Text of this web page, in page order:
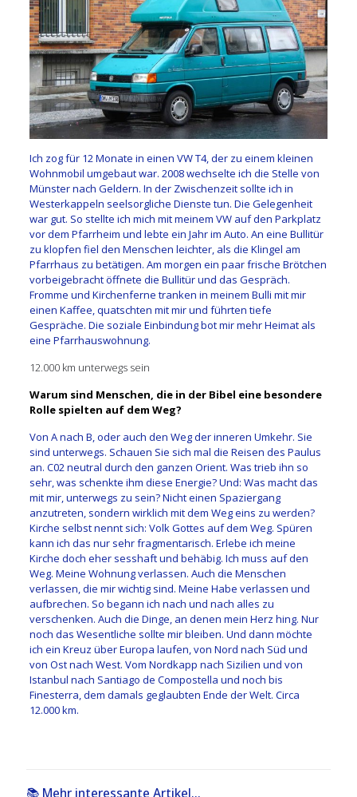
Ich zog für 12 Monate in einen VW T4, der zu einem kleinen
Wohnmobil umgebaut war. 2008 wechselte ich die Stelle von
Münster nach Geldern. In der Zwischenzeit sollte ich in
Westerkappeln seelsorgliche Dienste tun. Die Gelegenheit
war gut. So stellte ich mich mit meinem VW auf den Parkplatz
vor dem Pfarrheim und lebte ein Jahr im Auto. An eine Bullitür
zu klopfen fiel den Menschen leichter, als die Klingel am
Pfarrhaus zu betätigen. Am morgen ein paar frische Brötchen
vorbeigebracht öffnete die Bullitür und das Gespräch.
Fromme und Kirchenferne tranken in meinem Bulli mit mir
einen Kaffee, quatschten mit mir und führten tiefe
Gespräche. Die soziale Einbindung bot mir mehr Heimat als
eine Pfarrhauswohnung.
12.000 km unterwegs sein
Warum sind Menschen, die in der Bibel eine besondere
Rolle spielten auf dem Weg?
Von A nach B, oder auch den Weg der inneren Umkehr. Sie
sind unterwegs. Schauen Sie sich mal die Reisen des Paulus
an. C02 neutral durch den ganzen Orient. Was trieb ihn so
sehr, was schenkte ihm diese Energie? Und: Was macht das
mit mir, unterwegs zu sein? Nicht einen Spaziergang
anzutreten, sondern wirklich mit dem Weg eins zu werden?
Kirche selbst nennt sich: Volk Gottes auf dem Weg. Spüren
kann ich das nur sehr fragmentarisch. Erlebe ich meine
Kirche doch eher sesshaft und behäbig. Ich muss auf den
Weg. Meine Wohnung verlassen. Auch die Menschen
verlassen, die mir wichtig sind. Meine Habe verlassen und
aufbrechen. So begann ich nach und nach alles zu
verschenken. Auch die Dinge, an denen mein Herz hing. Nur
noch das Wesentliche sollte mir bleiben. Und dann möchte
ich ein Kreuz über Europa laufen, von Nord nach Süd und
von Ost nach West. Vom Nordkapp nach Sizilien und von
Istanbul nach Santiago de Compostella und noch bis
Finesterra, dem damals geglaubten Ende der Welt. Circa
12.000 km.
📚 Mehr interessante Artikel...